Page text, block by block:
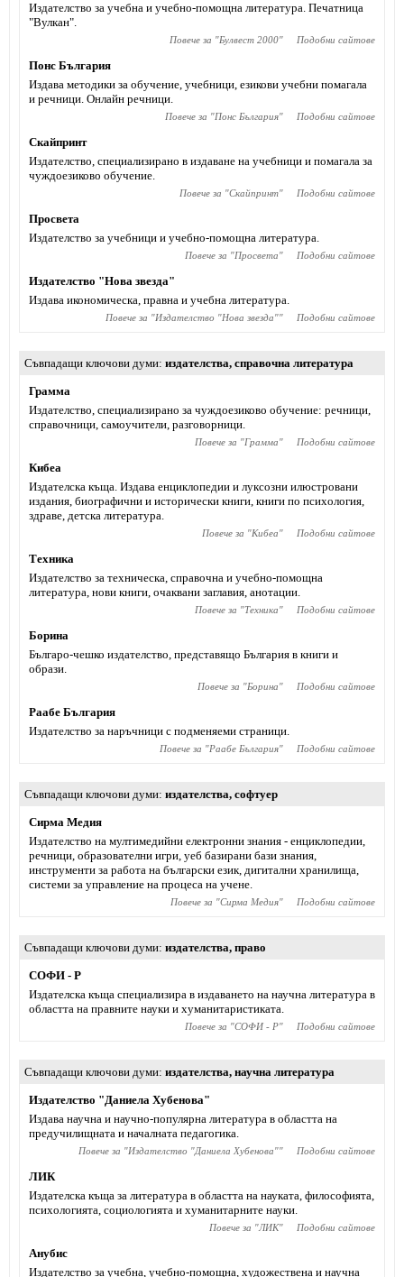
Издателство за учебна и учебно-помощна литература. Печатница
"Вулкан".
Повече за "Булвест 2000" Подобни сайтове
Понс България
Издава методики за обучение, учебници, езикови учебни помагала
и речници. Онлайн речници.
Повече за "Понс България" Подобни сайтове
Скайпринт
Издателство, специализирано в издаване на учебници и помагала за
чуждоезиково обучение.
Повече за "Скайпринт" Подобни сайтове
Просвета
Издателство за учебници и учебно-помощна литература.
Повече за "Просвета" Подобни сайтове
Издателство "Нова звезда"
Издава икономическа, правна и учебна литература.
Повече за "Издателство "Нова звезда"" Подобни сайтове
Съвпадащи ключови думи издателства, справочна литература
Грамма
Издателство, специализирано за чуждоезиково обучение: речници,
справочници, самоучители, разговорници.
Повече за "Грамма" Подобни сайтове
Кибеа
Издателска къща. Издава енциклопедии и луксозни илюстровани
издания, биографични и исторически книги, книги по психология,
здраве, детска литература.
Повече за "Кибеа" Подобни сайтове
Техника
Издателство за техническа, справочна и учебно-помощна
литература, нови книги, очаквани заглавия, анотации.
Повече за "Техника" Подобни сайтове
Борина
Българо-чешко издателство, представящо България в книги и
образи.
Повече за "Борина" Подобни сайтове
Раабе България
Издателство за наръчници с подменяеми страници.
Повече за "Раабе България" Подобни сайтове
Съвпадащи ключови думи издателства, софтуер
Сирма Медия
Издателство на мултимедийни електронни знания - енциклопедии,
речници, образователни игри, уеб базирани бази знания,
инструменти за работа на български език, дигитални хранилища,
системи за управление на процеса на учене.
Повече за "Сирма Медия" Подобни сайтове
Съвпадащи ключови думи издателства, право
СОФИ - Р
Издателска къща специализира в издаването на научна литература в
областта на правните науки и хуманитаристиката.
Повече за "СОФИ - Р" Подобни сайтове
Съвпадащи ключови думи издателства, научна литература
Издателство "Даниела Хубенова"
Издава научна и научно-популярна литература в областта на
предучилищната и началната педагогика.
Повече за "Издателство "Даниела Хубенова"" Подобни сайтове
ЛИК
Издателска къща за литература в областта на науката, философията,
психологията, социологията и хуманитарните науки.
Повече за "ЛИК" Подобни сайтове
Анубис
Издателство за учебна, учебно-помощна, художествена и научна